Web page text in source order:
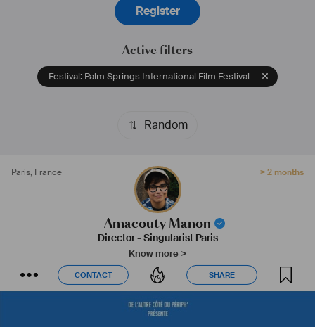
Register
Active filters
Festival: Palm Springs International Film Festival
Random
Paris, France > 2 months
Amacouty Manon
Director-Singularist Paris
Know more >
CONTACT SHARE
CONTACT SHARE